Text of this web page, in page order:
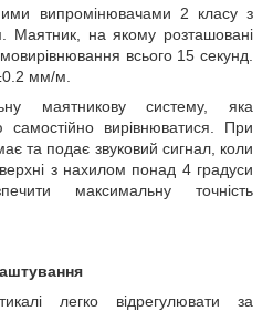
випромінювачами 2 класу з
Маятник, на якому розташовані
всього 15 секунд.
мм/м.
маятникову систему, яка
вирівнюватися. При
та подає звуковий сигнал, коли
з нахилом понад 4 градуси
максимальну точність
легко відрегулювати за